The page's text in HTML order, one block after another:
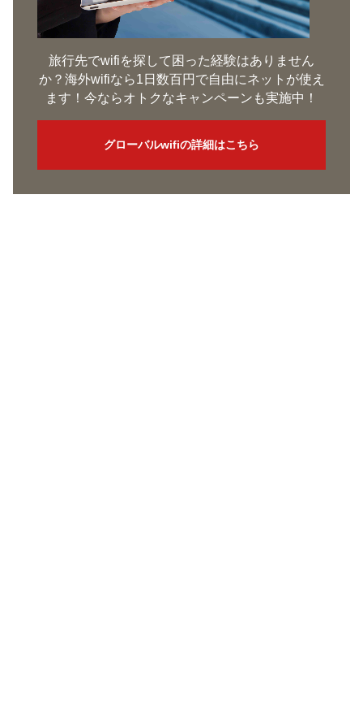
旅行先でwifiを探して困った経験はありません
か？海外wifiなら1日数百円で自由にネットが使え
ます！今ならオトクなキャンペーンも実施中！
グローバルwifiの詳細はこちら